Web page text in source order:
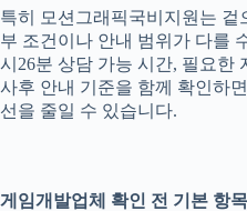
특히 모션그래픽국비지원는 겉
부 조건이나 안내 범위가 다를
시26분 상담 가능 시간, 필요한
사후 안내 기준을 함께 확인하
선을 줄일 수 있습니다.
게임개발업체 확인 전 기본 항